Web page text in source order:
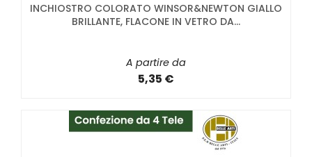
INCHIOSTRO COLORATO WINSOR&NEWTON GIALLO
BRILLANTE, FLACONE IN VETRO DA...
A partire da
5,35 €